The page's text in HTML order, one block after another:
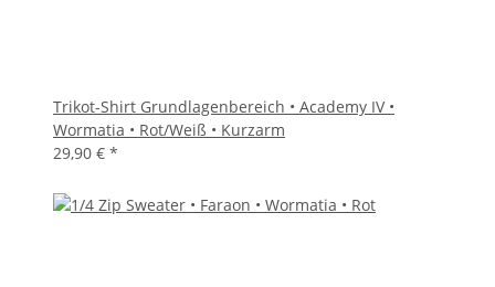
Trikot-Shirt Grundlagenbereich • Academy IV •
Wormatia • Rot/Weiß • Kurzarm
29,90 € *